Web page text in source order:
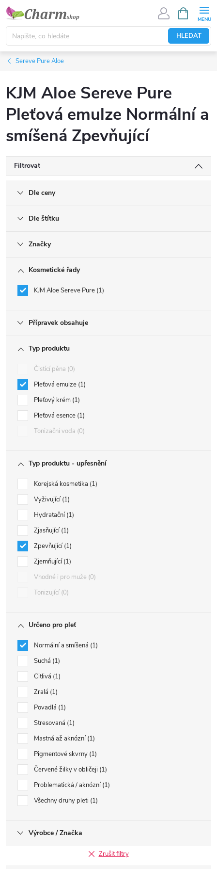
Přejít
obsah
HLEDAT
NÁKUPNÍ
KOŠÍK
Sereve Pure Aloe
KJM Aloe Sereve Pure
Pleťová emulze Normální a
smíšená Zpevňující
Filtrovat
Dle ceny
Dle štítku
Značky
Kosmetické řady
KJM Aloe Sereve Pure 1
Přípravek obsahuje
Typ produktu
Čistící pěna 0
Pleťová emulze 1
Pleťový krém 1
Pleťová esence 1
Tonizační voda 0
Typ produktu - upřesnění
Korejská kosmetika 1
Vyživující 1
Hydratační 1
Zjasňující 1
Zpevňující 1
Zjemňující 1
Vhodné i pro muže 0
Tonizující 0
Určeno pro pleť
Normální a smíšená 1
Suchá 1
Citlivá 1
Zralá 1
Povadlá 1
Stresovaná 1
Mastná až aknózní 1
Pigmentové skvrny 1
Červené žilky v obličeji 1
Problematická / aknózní 1
Všechny druhy pleti 1
Výrobce / Značka
Zrušit filtry